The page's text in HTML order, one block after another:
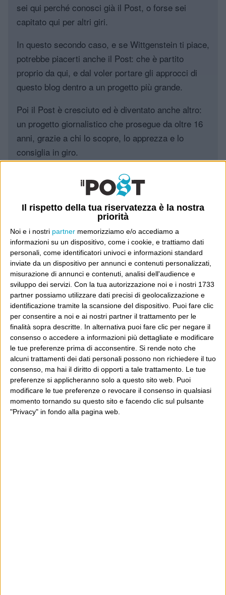
Il rispetto della tua riservatezza è la nostra
priorità
Noi e i nostri partner memorizziamo e/o accediamo a
informazioni su un dispositivo, come i cookie, e trattiamo dati
personali, come identificatori univoci e informazioni standard
inviate da un dispositivo per annunci e contenuti personalizzati,
misurazione di annunci e contenuti, analisi dell'audience e
sviluppo dei servizi. Con la tua autorizzazione noi e i nostri 1733
partner possiamo utilizzare dati precisi di geolocalizzazione e
identificazione tramite la scansione del dispositivo. Puoi fare clic
per consentire a noi e ai nostri partner il trattamento per le
finalità sopra descritte. In alternativa puoi fare clic per negare il
consenso o accedere a informazioni più dettagliate e modificare
le tue preferenze prima di acconsentire. Si rende noto che
alcuni trattamenti dei dati personali possono non richiedere il tuo
consenso, ma hai il diritto di opporti a tale trattamento. Le tue
preferenze si applicheranno solo a questo sito web. Puoi
modificare le tue preferenze o revocare il consenso in qualsiasi
momento tornando su questo sito e facendo clic sul pulsante
"Privacy" in fondo alla pagina web.
sei qui perché conosci già il Post, o forse sei
capitato qui per altri giri.
In questo secondo caso, e se Wittgenstein ti piace,
potrebbe piacerti anche il Post: che è partito
proprio da qui, e dal voler portare gli approcci di
questo blog dentro a un progetto più grande.
Poi il Post è cresciuto ed è diventato anche altro:
un progetto giornalistico che prosegue da oltre 16
anni, grazie a chi lo scopre, lo apprezza e lo
consiglia in giro.
Leggi il Post, magari ti piace
POST PRECEDENTE
L’uomo gradino
POST SUCCESSIVO
Torno alla vita di sempre, tra la
gente
E per i regali di Natale